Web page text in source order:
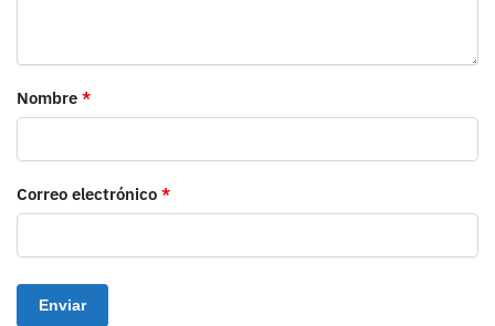
Nombre *
Correo electrónico *